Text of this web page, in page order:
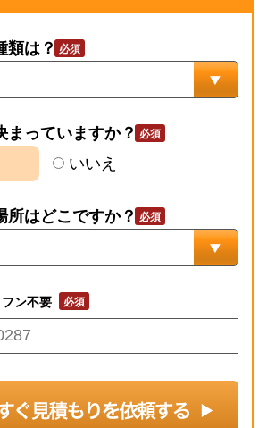
類は？
まっていますか？
いいえ
所はどこですか？
ン不要